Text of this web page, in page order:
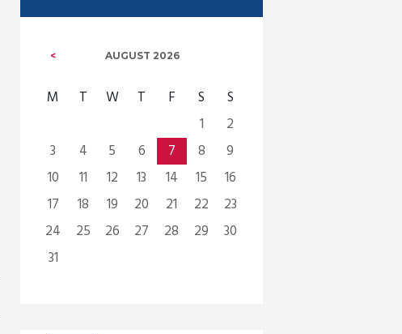
AUGUST 2026
M T W T F S
S
1
2
3
4 5 6 7 8
9
10
11 12 13 14 15
16
17
18 19 20 21 22
23
24
25 26 27 28 29
30
31